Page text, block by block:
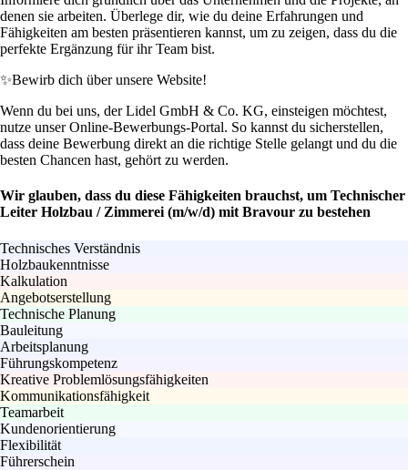
denen sie arbeiten. Überlege dir, wie du deine Erfahrungen und
Fähigkeiten am besten präsentieren kannst, um zu zeigen, dass du die
perfekte Ergänzung für ihr Team bist.
✨Bewirb dich über unsere Website!
Wenn du bei uns, der Lidel GmbH & Co. KG, einsteigen möchtest,
nutze unser Online-Bewerbungs-Portal. So kannst du sicherstellen,
dass deine Bewerbung direkt an die richtige Stelle gelangt und du die
besten Chancen hast, gehört zu werden.
Wir glauben, dass du diese Fähigkeiten brauchst, um Technischer
Leiter Holzbau / Zimmerei (m/w/d) mit Bravour zu bestehen
Technisches Verständnis
Holzbaukenntnisse
Kalkulation
Angebotserstellung
Technische Planung
Bauleitung
Arbeitsplanung
Führungskompetenz
Kreative Problemlösungsfähigkeiten
Kommunikationsfähigkeit
Teamarbeit
Kundenorientierung
Flexibilität
Führerschein